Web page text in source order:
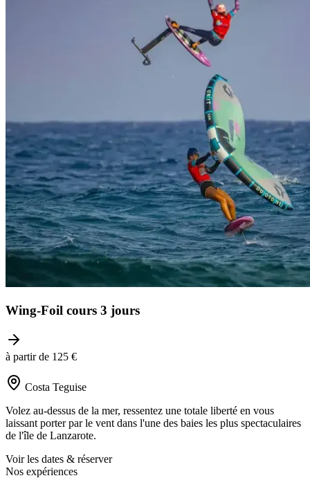
Wing-Foil cours 3 jours
à partir de 125 €
Costa Teguise
Volez au-dessus de la mer, ressentez une totale liberté en vous
laissant porter par le vent dans l'une des baies les plus spectaculaires
de l'île de Lanzarote.
Voir les dates & réserver
Nos expériences